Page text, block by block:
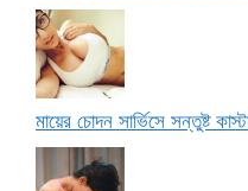
মায়ের চোদন সার্ভিসে সন্তুষ্ট